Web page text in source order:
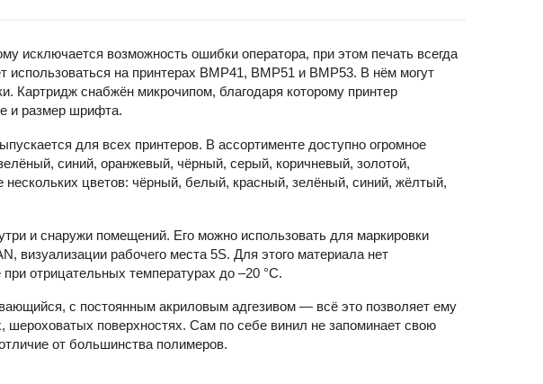
исключается возможность ошибки оператора, при этом печать всегда
на принтерах BMP41, BMP51 и BMP53. В нём могут
Картридж снабжён микрочипом, благодаря которому принтер
и размер шрифта.
для всех принтеров. В ассортименте доступно огромное
синий, оранжевый, чёрный, серый, коричневый, золотой,
цветов: чёрный, белый, красный, зелёный, синий, жёлтый,
и снаружи помещений. Его можно использовать для маркировки
визуализации рабочего места 5S. Для этого материала нет
отрицательных температурах до –20 °С.
с постоянным акриловым адгезивом — всё это позволяет ему
поверхностях. Сам по себе винил не запоминает свою
от большинства полимеров.